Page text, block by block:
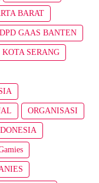
BARAT
GAAS BANTEN
KOTA SERANG
ORGANISASI